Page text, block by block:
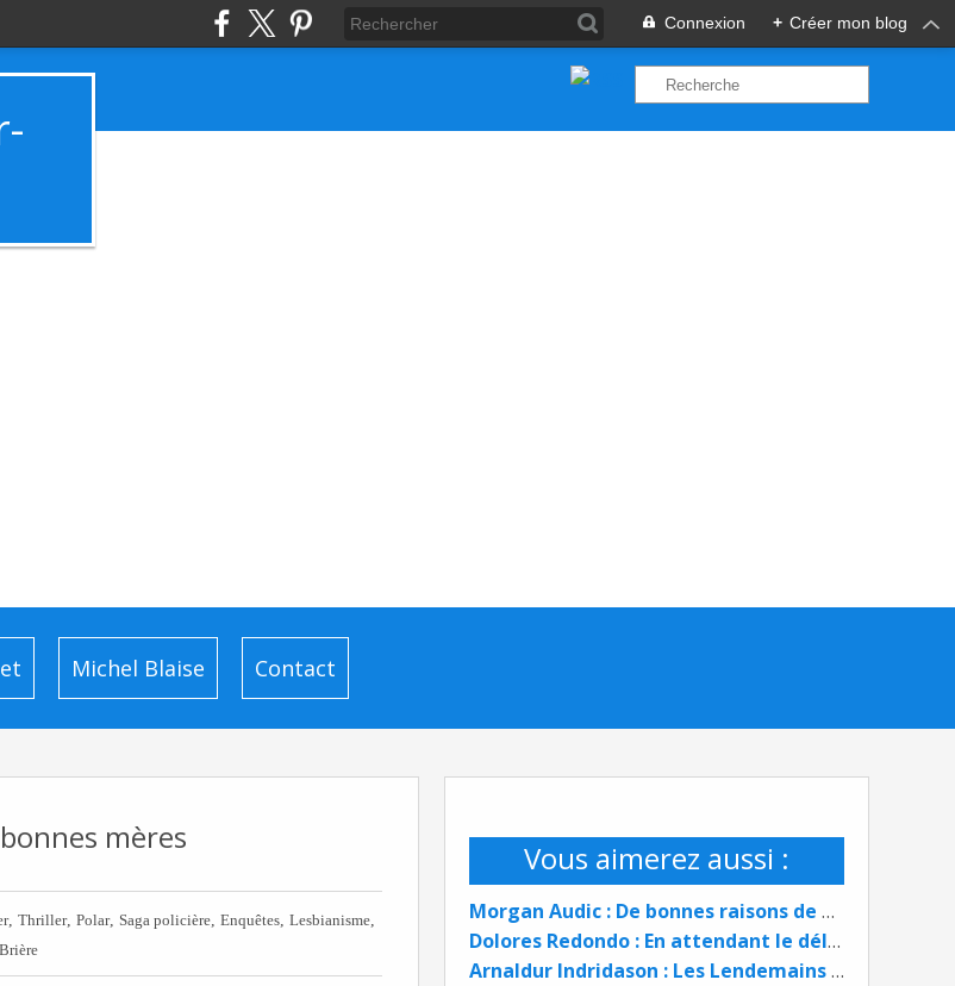
Connexion + Créer mon blog
Michel Blaise Contact
Vous aimerez aussi :
Morgan Audic : De bonnes raisons de mourir
Dolores Redondo : En attendant le déluge
Arnaldur Indridason : Les Lendemains qui chantent
mères
, Thriller, Polar, Saga policière Enquêtes Lesbianisme
Brière